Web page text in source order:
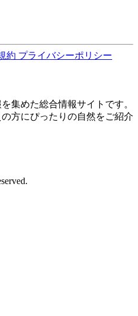
約 プライバシーポリシー
集めた総合情報サイトです。
方にぴったりの自然をご紹介